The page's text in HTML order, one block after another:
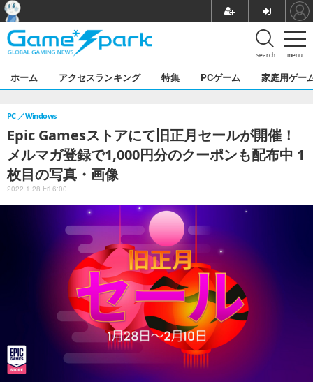
menu
search
ホーム アクセスランキング 特集 PCゲーム 家庭用ゲー
Epic Gamesストアにて旧正月セールが開催！
メルマガ登録で1,000円分のクーポンも配布中 1
枚目の写真・画像
PC Windows
2022.1.28 Fri 6:00